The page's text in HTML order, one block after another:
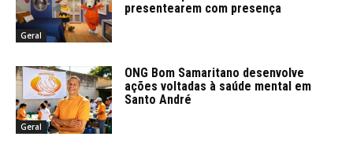
Geral
presentearem com presença
Geral
ONG Bom Samaritano desenvolve
ações voltadas à saúde mental em
Santo André